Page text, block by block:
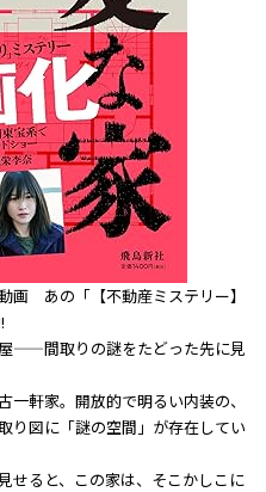
画 あの「【不動産ミステリー】
——間取りの謎をたどった先に見
軒家。開放的で明るい内装の、
り図に「謎の空間」が存在してい
せると、この家は、そこかしこに